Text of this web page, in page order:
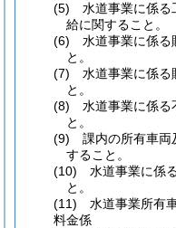
(5) 水道事業に係る
給に関すること。
(6) 水道事業に係る
と。
(7) 水道事業に係る
と。
(8) 水道事業に係る
と。
(9) 課内の所有車両
すること。
(10) 水道事業に係
と。
(11) 水道事業所有
料金係